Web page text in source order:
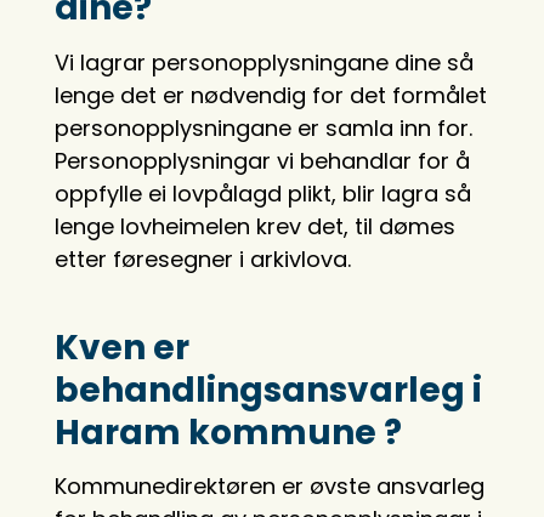
Vi lagrar personopplysningane dine så
lenge det er nødvendig for det formålet
personopplysningane er samla inn for.
Personopplysningar vi behandlar for å
oppfylle ei lovpålagd plikt, blir lagra så
lenge lovheimelen krev det, til dømes
etter føresegner i arkivlova.
Kven er
behandlingsansvarleg i
Haram kommune ?
Kommunedirektøren er øvste ansvarleg